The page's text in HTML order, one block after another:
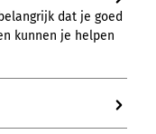
dat je goed
kunnen je helpen